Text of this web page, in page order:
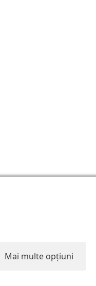
Mai multe opțiuni